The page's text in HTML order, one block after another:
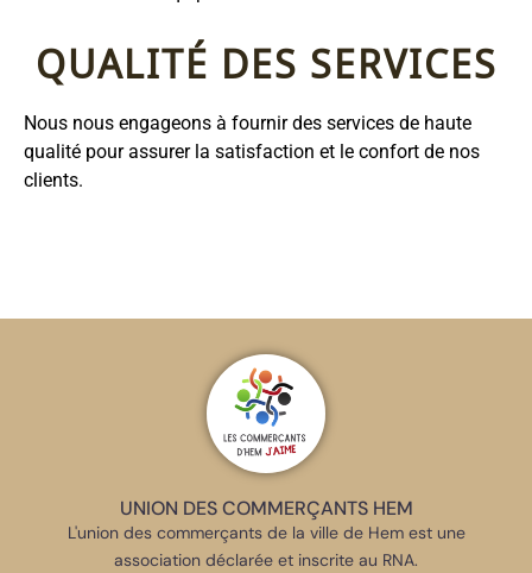
QUALITÉ DES SERVICES
Nous nous engageons à fournir des services de haute
qualité pour assurer la satisfaction et le confort de nos
clients.
UNION DES COMMERÇANTS HEM
L'union des commerçants de la ville de Hem est une
association déclarée et inscrite au RNA.